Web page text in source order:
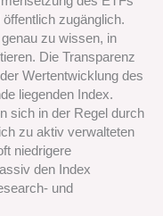
zugänglich.
zu wissen, in
Die Transparenz
Wertentwicklung des
liegenden Index.
sich in der Regel durch
zu aktiv verwalteten
niedrigere
den Index
und